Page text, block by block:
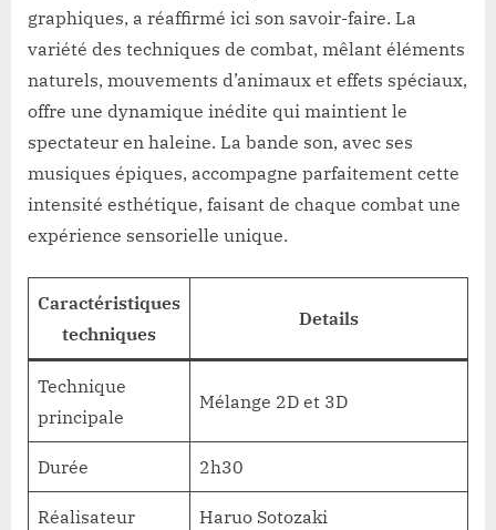
graphiques, a réaffirmé ici son savoir-faire. La
variété des techniques de combat, mêlant éléments
naturels, mouvements d’animaux et effets spéciaux,
offre une dynamique inédite qui maintient le
spectateur en haleine. La bande son, avec ses
musiques épiques, accompagne parfaitement cette
intensité esthétique, faisant de chaque combat une
expérience sensorielle unique.
Caractéristiques
techniques
Details
Technique
principale
Mélange 2D et 3D
Durée 2h30
Réalisateur Haruo Sotozaki